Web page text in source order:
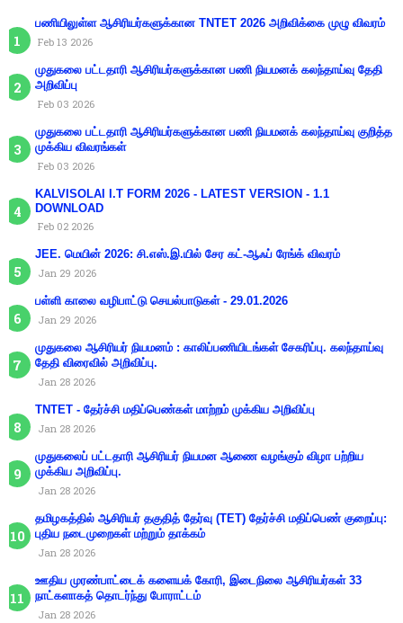
பணியிலுள்ள ஆசிரியர்களுக்கான TNTET 2026 அறிவிக்கை முழு விவரம்
Feb 13 2026
முதுகலை பட்டதாரி ஆசிரியர்களுக்கான பணி நியமனக் கலந்தாய்வு தேதி
அறிவிப்பு
Feb 03 2026
முதுகலை பட்டதாரி ஆசிரியர்களுக்கான பணி நியமனக் கலந்தாய்வு குறித்த
முக்கிய விவரங்கள்
Feb 03 2026
KALVISOLAI I.T FORM 2026 - LATEST VERSION - 1.1
DOWNLOAD
Feb 02 2026
JEE. மெயின் 2026: சி.எஸ்.இ.யில் சேர கட்-ஆஃப் ரேங்க் விவரம்
Jan 29 2026
பள்ளி காலை வழிபாட்டு செயல்பாடுகள் - 29.01.2026
Jan 29 2026
முதுகலை ஆசிரியர் நியமனம் : காலிப்பணியிடங்கள் சேகரிப்பு. கலந்தாய்வு
தேதி விரைவில் அறிவிப்பு.
Jan 28 2026
TNTET - தேர்ச்சி மதிப்பெண்கள் மாற்றம் முக்கிய அறிவிப்பு
Jan 28 2026
முதுகலைப் பட்டதாரி ஆசிரியர் நியமன ஆணை வழங்கும் விழா பற்றிய
முக்கிய அறிவிப்பு.
Jan 28 2026
தமிழகத்தில் ஆசிரியர் தகுதித் தேர்வு (TET) தேர்ச்சி மதிப்பெண் குறைப்பு:
புதிய நடைமுறைகள் மற்றும் தாக்கம்
Jan 28 2026
ஊதிய முரண்பாட்டைக் களையக் கோரி, இடைநிலை ஆசிரியர்கள் 33
நாட்களாகத் தொடர்ந்து போராட்டம்
Jan 28 2026